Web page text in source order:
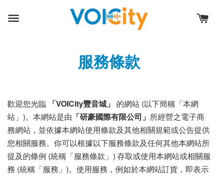
服務條款
歡迎您光臨 「VOICity豐音城」
的網站 (以下簡稱「本網
站」)。本網站是由 「研豪國際有限公司 」 所經營之電子商
務網站，並依據本網站使用條款及其他相關規範或公告提供
您相關服務。你可以根據以下服務條款及任何其他本網站所
提及的條例 (統稱「服務條款」) 存取或使用本網站或相關服
務 (統稱「服務」)。使用服務，例如於本網站訂貨，即表示